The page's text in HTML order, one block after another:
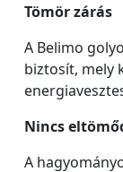
Tömör zárás
A Belimo
biztosít, mely
Nincs
A